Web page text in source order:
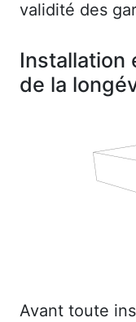
validité des
Installation
de la
Avant toute